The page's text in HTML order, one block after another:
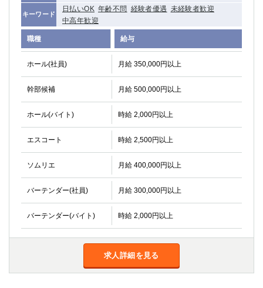
キーワード
日払いOK 年齢不問 経験者優遇 未経験者歓迎
中高年歓迎
職種 給与
ホール(社員) 月給 350,000円以上
幹部候補 月給 500,000円以上
ホール(バイト) 時給 2,000円以上
エスコート 時給 2,500円以上
ソムリエ 月給 400,000円以上
バーテンダー(社員) 月給 300,000円以上
バーテンダー(バイト) 時給 2,000円以上
求人詳細を見る